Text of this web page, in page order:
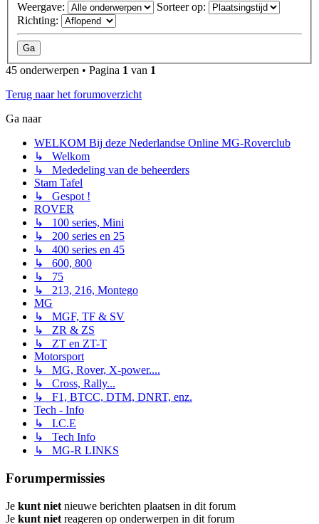
Weergave:
Sorteer op:
Richting:
45 onderwerpen • Pagina 1 van 1
Terug naar het forumoverzicht
Ga naar
WELKOM Bij deze Nederlandse Online MG-Roverclub
↳ Welkom
↳ Mededeling van de beheerders
Stam Tafel
↳ Gespot !
ROVER
↳ 100 series, Mini
↳ 200 series en 25
↳ 400 series en 45
↳ 600, 800
↳ 75
↳ 213, 216, Montego
MG
↳ MGF, TF & SV
↳ ZR & ZS
↳ ZT en ZT-T
Motorsport
↳ MG, Rover, X-power....
↳ Cross, Rally...
↳ F1, BTCC, DTM, DNRT, enz.
Tech - Info
↳ I.C.E
↳ Tech Info
↳ MG-R LINKS
Forumpermissies
Je kunt niet nieuwe berichten plaatsen in dit forum
Je kunt niet reageren op onderwerpen in dit forum